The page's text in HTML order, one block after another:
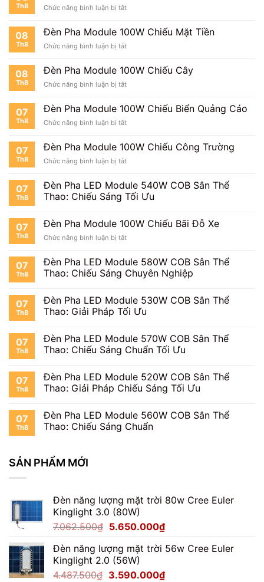
100W
Cổng
Th8 Chức năng bình luận bị tắtở
Pha
Module
100W
Tòa
08
Th8
Đèn Pha Module 100W Chiếu Mặt Tiền
Chức năng bình luận bị tắtở
Pha
Module
100W
Mặt
08
Th8
Đèn Pha Module 100W Chiếu Cây
Chức năng bình luận bị tắtở
Pha
Module
100W
Cây
07
Th8
Đèn Pha Module 100W Chiếu Biển Quảng Cáo
Chức năng bình luận bị tắtở
Pha
Module
100W
Biển
Quảng
Cáo
07
Th8
Đèn Pha Module 100W Chiếu Công Trường
Chức năng bình luận bị tắtở
Pha
Module
100W
Công
07
Th8
Đèn Pha LED Module 540W COB Sân Thể
Thao: Chiếu Sáng Tối Ưu
07
Th8
Đèn Pha Module 100W Chiếu Bãi Đỗ Xe
Chức năng bình luận bị tắtở
Pha
Module
100W
Bãi
Đỗ
Xe
07
Th8
Đèn Pha LED Module 580W COB Sân Thể
Thao: Chiếu Sáng Chuyên Nghiệp
07
Th8
Đèn Pha LED Module 530W COB Sân Thể
Thao: Giải Pháp Tối Ưu
07
Th8
Đèn Pha LED Module 570W COB Sân Thể
Thao: Chiếu Sáng Chuẩn Tối Ưu
07
Th8
Đèn Pha LED Module 520W COB Sân Thể
Thao: Giải Pháp Chiếu Sáng Tối Ưu
07
Th8
Đèn Pha LED Module 560W COB Sân Thể
Thao: Chiếu Sáng Chuẩn
SẢN PHẨM MỚI
Đèn năng lượng mặt trời 80w Cree Euler
Kinglight 3.0 (80W)
7.062.500₫ Giá
là:
7.062.500₫.
5.650.000₫Giá
tại
5.650.000₫.
Đèn năng lượng mặt trời 56w Cree Euler
Kinglight 2.0 (56W)
4.487.500₫ Giá
3.590.000₫Giá